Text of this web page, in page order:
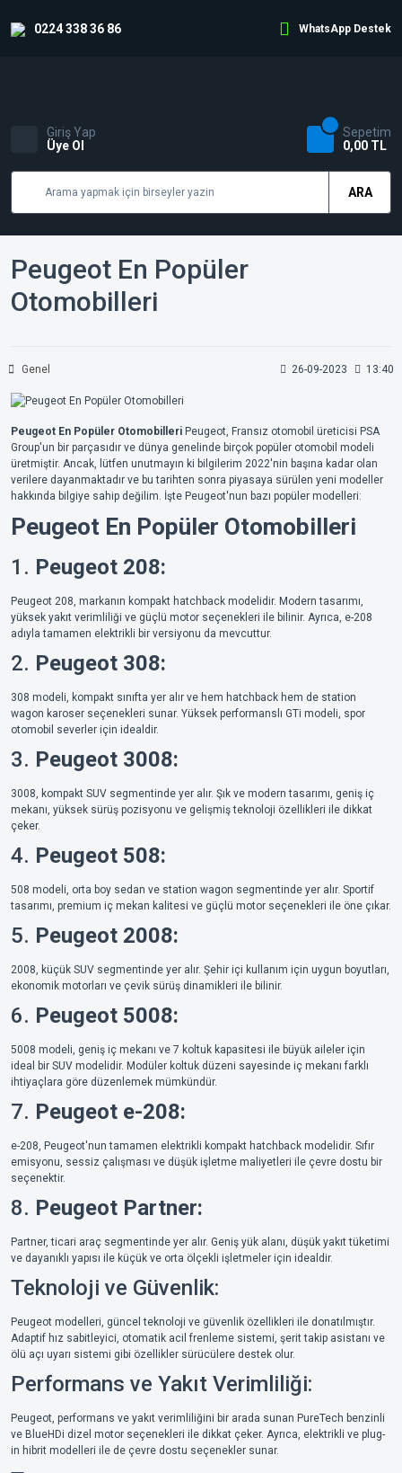
0224 338 36 86 WhatsApp Destek
ARA
Giriş Yap
Üye Ol
Sepetim
0,00 TL
Peugeot En Popüler
Otomobilleri
Genel 26-09-2023 13:40
Peugeot En Popüler Otomobilleri Peugeot, Fransız otomobil üreticisi PSA
Group'un bir parçasıdır ve dünya genelinde birçok popüler otomobil modeli
üretmiştir. Ancak, lütfen unutmayın ki bilgilerim 2022'nin başına kadar olan
verilere dayanmaktadır ve bu tarihten sonra piyasaya sürülen yeni modeller
hakkında bilgiye sahip değilim. İşte Peugeot'nun bazı popüler modelleri:
Peugeot En Popüler Otomobilleri
1. Peugeot 208:
Peugeot 208, markanın kompakt hatchback modelidir. Modern tasarımı,
yüksek yakıt verimliliği ve güçlü motor seçenekleri ile bilinir. Ayrıca, e-208
adıyla tamamen elektrikli bir versiyonu da mevcuttur.
2. Peugeot 308:
308 modeli, kompakt sınıfta yer alır ve hem hatchback hem de station
wagon karoser seçenekleri sunar. Yüksek performanslı GTi modeli, spor
otomobil severler için idealdir.
3. Peugeot 3008:
3008, kompakt SUV segmentinde yer alır. Şık ve modern tasarımı, geniş iç
mekanı, yüksek sürüş pozisyonu ve gelişmiş teknoloji özellikleri ile dikkat
çeker.
4. Peugeot 508:
508 modeli, orta boy sedan ve station wagon segmentinde yer alır. Sportif
tasarımı, premium iç mekan kalitesi ve güçlü motor seçenekleri ile öne çıkar.
5. Peugeot 2008:
2008, küçük SUV segmentinde yer alır. Şehir içi kullanım için uygun boyutları,
ekonomik motorları ve çevik sürüş dinamikleri ile bilinir.
6. Peugeot 5008:
5008 modeli, geniş iç mekanı ve 7 koltuk kapasitesi ile büyük aileler için
ideal bir SUV modelidir. Modüler koltuk düzeni sayesinde iç mekanı farklı
ihtiyaçlara göre düzenlemek mümkündür.
7. Peugeot e-208:
e-208, Peugeot'nun tamamen elektrikli kompakt hatchback modelidir. Sıfır
emisyonu, sessiz çalışması ve düşük işletme maliyetleri ile çevre dostu bir
seçenektir.
8. Peugeot Partner:
Partner, ticari araç segmentinde yer alır. Geniş yük alanı, düşük yakıt tüketimi
ve dayanıklı yapısı ile küçük ve orta ölçekli işletmeler için idealdir.
Teknoloji ve Güvenlik:
Peugeot modelleri, güncel teknoloji ve güvenlik özellikleri ile donatılmıştır.
Adaptif hız sabitleyici, otomatik acil frenleme sistemi, şerit takip asistanı ve
ölü açı uyarı sistemi gibi özellikler sürücülere destek olur.
Performans ve Yakıt Verimliliği:
Peugeot, performans ve yakıt verimliliğini bir arada sunan PureTech benzinli
ve BlueHDi dizel motor seçenekleri ile dikkat çeker. Ayrıca, elektrikli ve plug-
in hibrit modelleri ile de çevre dostu seçenekler sunar.